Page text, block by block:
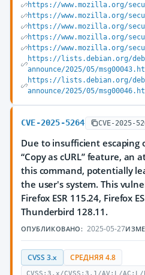
https://www.mozilla.org/
https://www.mozilla.org/
https://www.mozilla.org/
https://www.mozilla.org/
https://www.mozilla.org/
https://lists.debian.org/
announce/2025/05/
https://lists.debian.org/
announce/2025/05/
CVE-2025-5264 CVE-2025-
Due to insufficient
“Copy as cURL” feature,
this command, potentially
the user's system. This
Firefox ESR 115.24, Firefox
Thunderbird 128.11.
ОПУБЛИКОВАНО: 2025-05-27
CVSS 3.x СРЕДНЯЯ 4.8